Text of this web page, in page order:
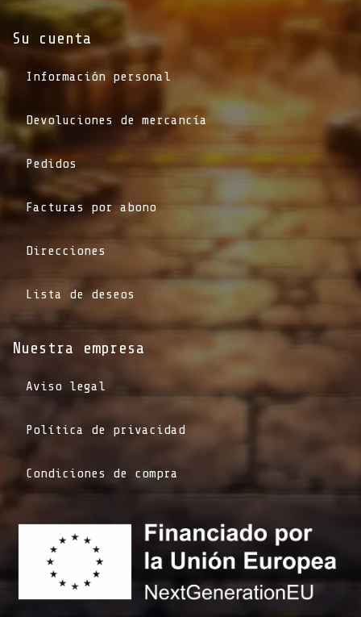
Su cuenta
Información personal
Devoluciones de mercancía
Pedidos
Facturas por abono
Direcciones
Lista de deseos
Nuestra empresa
Aviso legal
Política de privacidad
Condiciones de compra